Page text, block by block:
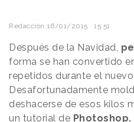
Redacción 16/01/2015 · 15:51
Después de la Navidad,
forma se han convertido
repetidos durante el nuevo
Desafortunadamente
deshacerse de esos kilos
un tutorial de Photoshop.